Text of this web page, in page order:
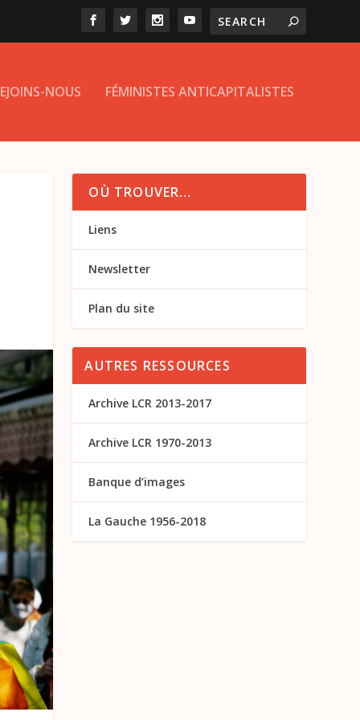
NOUS FÉMINISTES ANTICAPITALISTES
OÙ TROUVER…
Liens
Newsletter
Plan du site
AUTRES RESSOURCES
Archive LCR 2013-2017
Archive LCR 1970-2013
Banque d’images
La Gauche 1956-2018